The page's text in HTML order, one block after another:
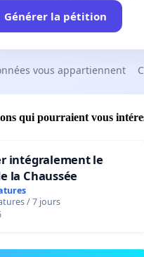
Générer la pétition
vous appartiennent
qui pourraient vous
intégralement le
la Chaussée
/ 7 jours